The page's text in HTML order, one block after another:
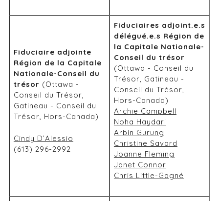
Fiduciaire adjointe
Région de la Capitale
Nationale-Conseil du
trésor (Ottawa -
Conseil du Trésor,
Gatineau - Conseil du
Trésor, Hors-Canada)
Cindy D’Alessio
(613) 296-2992
Fiduciaires adjoint.e.s
délégué.e.s Région de
la Capitale Nationale-
Conseil du trésor
(Ottawa - Conseil du
Trésor, Gatineau -
Conseil du Trésor,
Hors-Canada)
Archie Campbell
Noha Haydari
Arbin Gurung
Christine Savard
Joanne Fleming
Janet Connor
Chris Little-Gagné